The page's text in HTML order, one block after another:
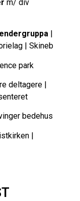
m/ div
| Skineb
park
deltagere |
bedehus
|